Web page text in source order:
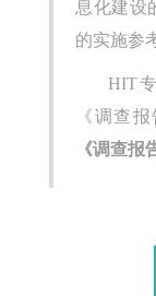
息化建设
的实施参
HIT
《调查
《调查报